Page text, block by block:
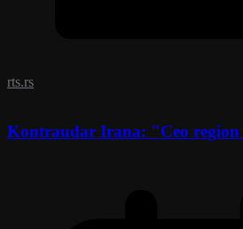
rts.rs
Kontraudar Irana: "Ceo region